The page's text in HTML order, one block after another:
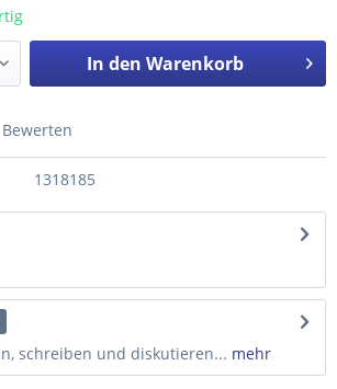
In den Warenkorb
Bewerten
1318185
schreiben und diskutieren... mehr